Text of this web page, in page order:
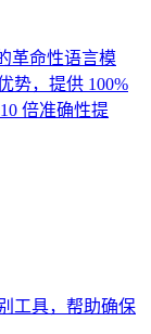
革命性语言模
势，提供 100%
倍准确性提
工具，帮助确保